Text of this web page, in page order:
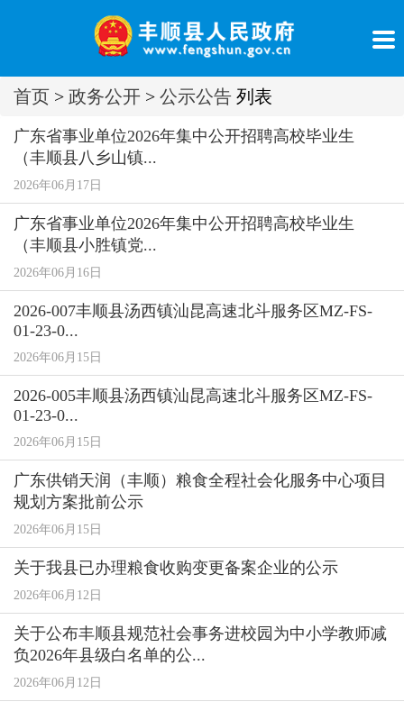
首页 > 政务公开 > 公示公告 列表
广东省事业单位2026年集中公开招聘高校毕业生
（丰顺县八乡山镇...
2026年06月17日
广东省事业单位2026年集中公开招聘高校毕业生
（丰顺县小胜镇党...
2026年06月16日
2026-007丰顺县汤西镇汕昆高速北斗服务区MZ-FS-
01-23-0...
2026年06月15日
2026-005丰顺县汤西镇汕昆高速北斗服务区MZ-FS-
01-23-0...
2026年06月15日
广东供销天润（丰顺）粮食全程社会化服务中心项目
规划方案批前公示
2026年06月15日
关于我县已办理粮食收购变更备案企业的公示
2026年06月12日
关于公布丰顺县规范社会事务进校园为中小学教师减
负2026年县级白名单的公...
2026年06月12日